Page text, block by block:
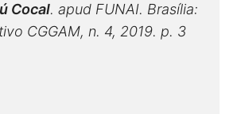
Cocal. apud FUNAI. Brasília:
CGGAM, n. 4, 2019. p. 3